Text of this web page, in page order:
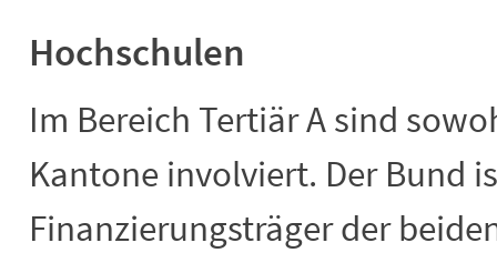
Hochschulen
Im Bereich Tertiär A sind
Kantone involviert. Der Bund
Finanzierungsträger der